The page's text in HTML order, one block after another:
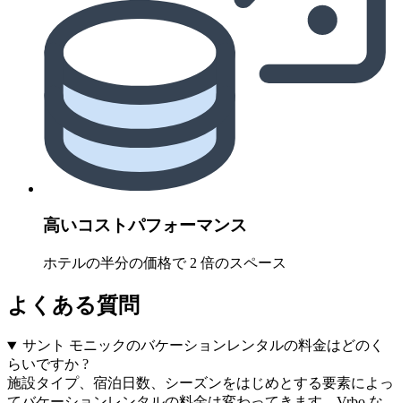
高いコストパフォーマンス
ホテルの半分の価格で 2 倍のスペース
よくある質問
サント モニックのバケーションレンタルの料金はどのく
らいですか ?
施設タイプ、宿泊日数、シーズンをはじめとする要素によっ